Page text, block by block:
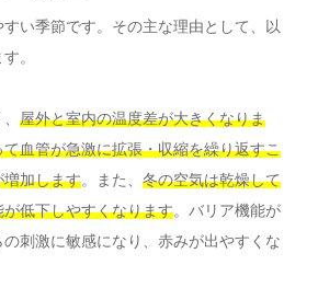
い季節です。その主な理由として、以
。
屋外と室内の温度差が大きくなりま
血管が急激に拡張・収縮を繰り返すこ
増加します。また、 冬の空気は乾燥して
低下しやすくなります。バリア機能が
刺激に敏感になり、赤みが出やすくな